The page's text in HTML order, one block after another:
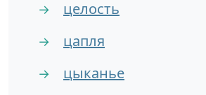
→ целость
→ цапля
→ цыканье